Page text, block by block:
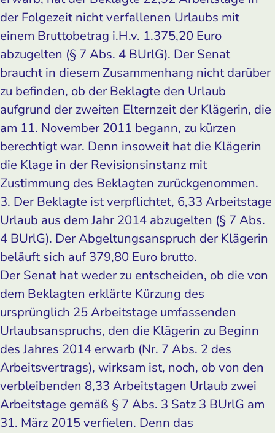
der Folgezeit nicht verfallenen Urlaubs mit
einem Bruttobetrag i.H.v. 1.375,20 Euro
abzugelten (§ 7 Abs. 4 BUrlG). Der Senat
braucht in diesem Zusammenhang nicht darüber
zu befinden, ob der Beklagte den Urlaub
aufgrund der zweiten Elternzeit der Klägerin, die
am 11. November 2011 begann, zu kürzen
berechtigt war. Denn insoweit hat die Klägerin
die Klage in der Revisionsinstanz mit
Zustimmung des Beklagten zurückgenommen.
3. Der Beklagte ist verpflichtet, 6,33 Arbeitstage
Urlaub aus dem Jahr 2014 abzugelten (§ 7 Abs.
4 BUrlG). Der Abgeltungsanspruch der Klägerin
beläuft sich auf 379,80 Euro brutto.
Der Senat hat weder zu entscheiden, ob die von
dem Beklagten erklärte Kürzung des
ursprünglich 25 Arbeitstage umfassenden
Urlaubsanspruchs, den die Klägerin zu Beginn
des Jahres 2014 erwarb (Nr. 7 Abs. 2 des
Arbeitsvertrags), wirksam ist, noch, ob von den
verbleibenden 8,33 Arbeitstagen Urlaub zwei
Arbeitstage gemäß § 7 Abs. 3 Satz 3 BUrlG am
31. März 2015 verfielen. Denn das